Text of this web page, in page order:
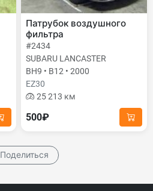
Патрубок воздушного
фильтра
#2434
SUBARU LANCASTER
BH9 • B12 • 2000
EZ30
25 213 км
500₽
Поделиться